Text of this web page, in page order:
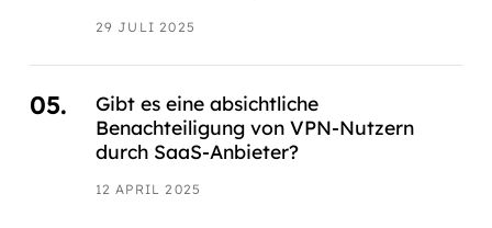
29 JULI 2025
Gibt es eine absichtliche
Benachteiligung von VPN-Nutzern
durch SaaS-Anbieter?
12 APRIL 2025